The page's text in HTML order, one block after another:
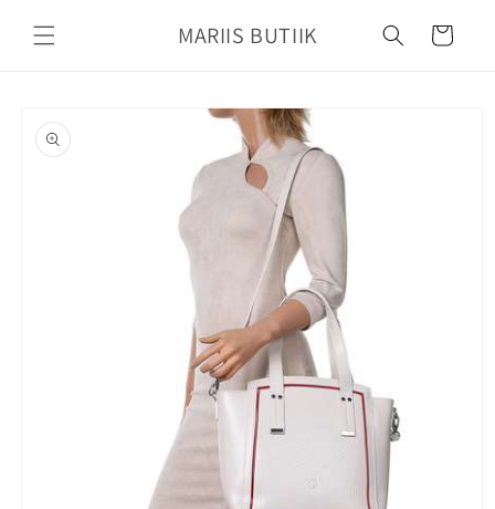
sisu
juurde
MARIIS BUTIIK Käru
tooteteabe
juurde